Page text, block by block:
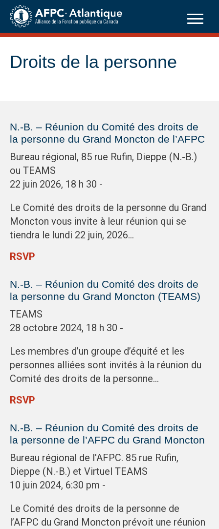
Skip
content
Droits de la personne
N.-B. – Réunion du Comité des droits de
la personne du Grand Moncton de l’AFPC
Bureau régional, 85 rue Rufin, Dieppe (N.-B.)
ou TEAMS
22 juin 2026, 18 h 30 -
Le Comité des droits de la personne du Grand
Moncton vous invite à leur réunion qui se
tiendra le lundi 22 juin, 2026…
RSVP
N.-B. – Réunion du Comité des droits de
la personne du Grand Moncton (TEAMS)
TEAMS
28 octobre 2024, 18 h 30 -
Les membres d’un groupe d’équité et les
personnes alliées sont invités à la réunion du
Comité des droits de la personne…
RSVP
N.-B. – Réunion du Comité des droits de
la personne de l’AFPC du Grand Moncton
Bureau régional de l'AFPC. 85 rue Rufin,
Dieppe (N.-B.) et Virtuel TEAMS
10 juin 2024, 6:30 pm -
Le Comité des droits de la personne de
l’AFPC du Grand Moncton prévoit une réunion